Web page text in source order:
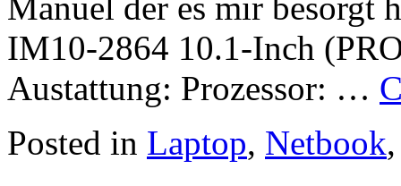
IM10-2864 10.1-Inch
Austattung: Prozessor: …
Posted in Laptop, Netbook